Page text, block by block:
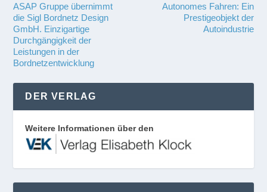
ASAP Gruppe übernimmt
die Sigl Bordnetz Design
GmbH. Einzigartige
Durchgängigkeit der
Leistungen in der
Bordnetzentwicklung
Autonomes Fahren: Ein
Prestigeobjekt der
Autoindustrie
DER VERLAG
Weitere Informationen über den